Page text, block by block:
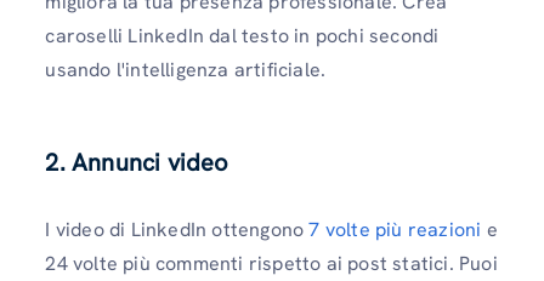
caroselli LinkedIn dal testo in pochi secondi
usando l'intelligenza artificiale.
2. Annunci video
I video di LinkedIn ottengono7 volte più reazioni e
24 volte più commenti rispetto ai post statici. Puoi